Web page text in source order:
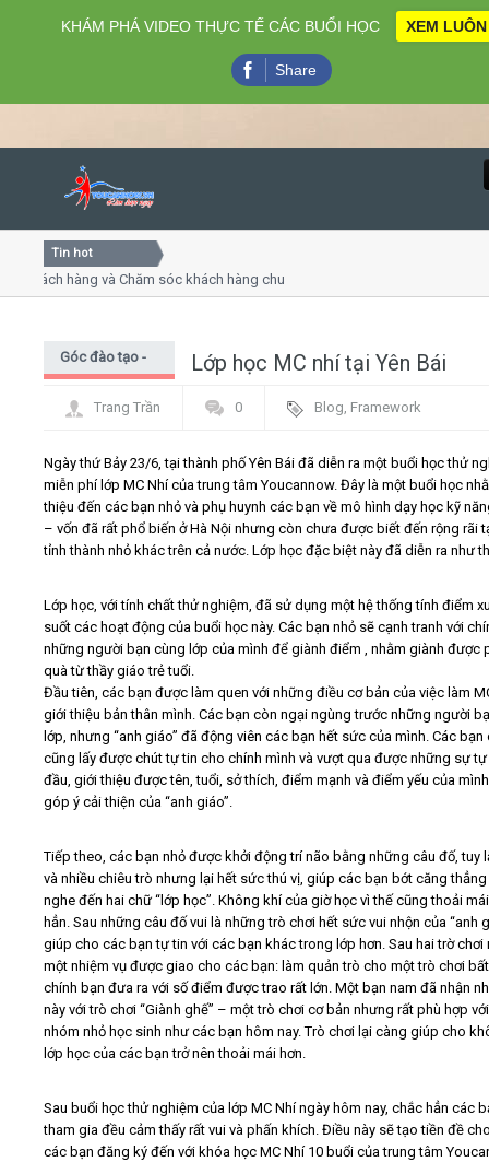
Close
Lịch khai giảng
Video
Kiến thức
Liên hệ - Đăng ký
Tìm kiếm
Tin hot
hàng và Chăm sóc khách hàng chuyên nghiệp
Lớp học MC nhí tại Yên Bái
Góc đào tạo -
Trang Trần
0 Blog, Framework
Ngày thứ Bảy 23/6, tại thành phố Yên Bái đã diễn ra một buổi học thử
miễn phí lớp MC Nhí của trung tâm Youcannow. Đây là một buổi học
thiệu đến các bạn nhỏ và phụ huynh các bạn về mô hình dạy học kỹ
– vốn đã rất phổ biến ở Hà Nội nhưng còn chưa được biết đến rộng rãi
tỉnh thành nhỏ khác trên cả nước. Lớp học đặc biệt này đã diễn ra như
Lớp học, với tính chất thử nghiệm, đã sử dụng một hệ thống tính điểm
suốt các hoạt động của buổi học này. Các bạn nhỏ sẽ cạnh tranh với
những người bạn cùng lớp của mình để giành điểm , nhằm giành được
quà từ thầy giáo trẻ tuổi.
Đầu tiên, các bạn được làm quen với những điều cơ bản của việc làm
giới thiệu bản thân mình. Các bạn còn ngại ngùng trước những người
lớp, nhưng “anh giáo” đã động viên các bạn hết sức của mình. Các bạn
cũng lấy được chút tự tin cho chính mình và vượt qua được những sự
đầu, giới thiệu được tên, tuổi, sở thích, điểm mạnh và điểm yếu của
góp ý cải thiện của “anh giáo”.
Tiếp theo, các bạn nhỏ được khởi động trí não bằng những câu đố, tuy
và nhiều chiêu trò nhưng lại hết sức thú vị, giúp các bạn bớt căng
nghe đến hai chữ “lớp học”. Không khí của giờ học vì thế cũng thoải
hẳn. Sau những câu đố vui là những trò chơi hết sức vui nhộn của “anh
giúp cho các bạn tự tin với các bạn khác trong lớp hơn. Sau hai trờ chơi
một nhiệm vụ được giao cho các bạn: làm quản trò cho một trò chơi
chính bạn đưa ra với số điểm được trao rất lớn. Một bạn nam đã nhận
này với trò chơi “Giành ghế” – một trò chơi cơ bản nhưng rất phù hợp
nhóm nhỏ học sinh như các bạn hôm nay. Trò chơi lại càng giúp cho
lớp học của các bạn trở nên thoải mái hơn.
Sau buổi học thử nghiệm của lớp MC Nhí ngày hôm nay, chắc hẳn các
tham gia đều cảm thấy rất vui và phấn khích. Điều này sẽ tạo tiền đề
các bạn đăng ký đến với khóa học MC Nhí 10 buổi của trung tâm
KHÁM PHÁ VIDEO THỰC TẾ CÁC BUỔI HỌC XEM LUÔN
Share